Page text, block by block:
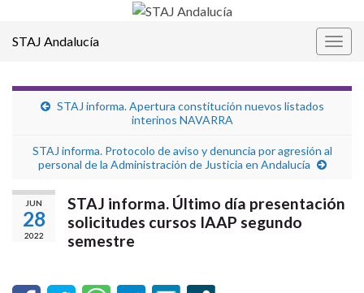
STAJ Andalucía
STAJ informa. Apertura constitución nuevos listados
interinos NAVARRA
STAJ informa. Protocolo de aviso y denuncia por agresión al
personal de la Administración de Justicia en Andalucía
JUN
28
2022
STAJ informa. Último día presentación
solicitudes cursos IAAP segundo
semestre